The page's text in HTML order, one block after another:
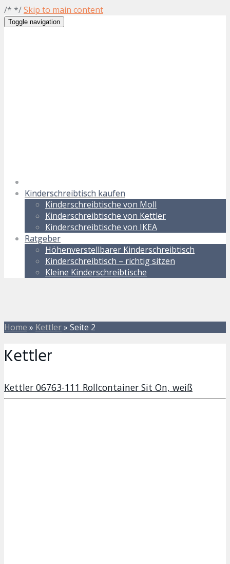
/* */Skip to main content
Toggle navigation
Kinderschreibtisch kaufen
Kinderschreibtische von Moll
Kinderschreibtische von Kettler
Kinderschreibtische von IKEA
Ratgeber
Höhenverstellbarer Kinderschreibtisch
Kinderschreibtisch – richtig sitzen
Kleine Kinderschreibtische
Home » Kettler» Seite 2
Kettler
Kettler 06763-111 Rollcontainer Sit On, weiß